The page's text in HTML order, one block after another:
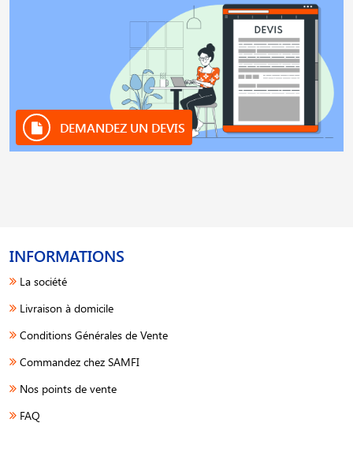
DEMANDEZ UN DEVIS
INFORMATIONS
La société
Livraison à domicile
Conditions Générales de Vente
Commandez chez SAMFI
Nos points de vente
FAQ